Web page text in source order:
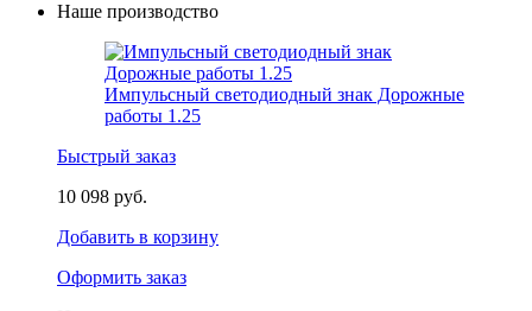
Наше производство
Импульсный светодиодный знак Дорожные
работы 1.25
Быстрый заказ
10 098 руб.
Добавить в корзину
Оформить заказ